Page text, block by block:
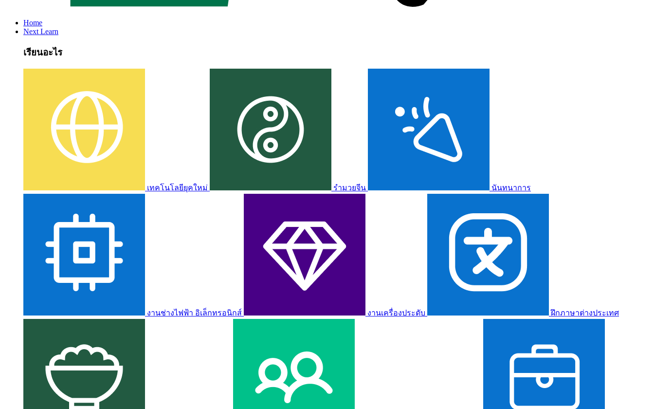
Home
Next Learn
เรียนอะไร
เทคโนโลยียุคใหม่ รำมวยจีน นันทนาการ
งานช่างไฟฟ้า อิเล็กทรอนิกส์ งานเครื่องประดับ ฝึกภาษาต่างประเทศ